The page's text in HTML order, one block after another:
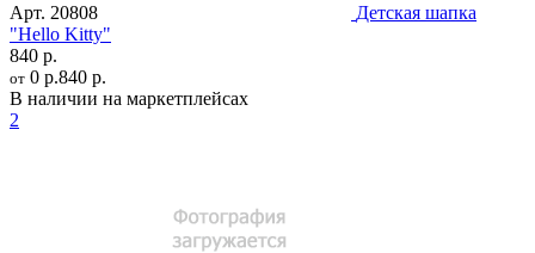
Арт. 20808
Детская шапка
"Hello Kitty"
840 р.
от 0 р.840 р.
В наличии на маркетплейсах
2